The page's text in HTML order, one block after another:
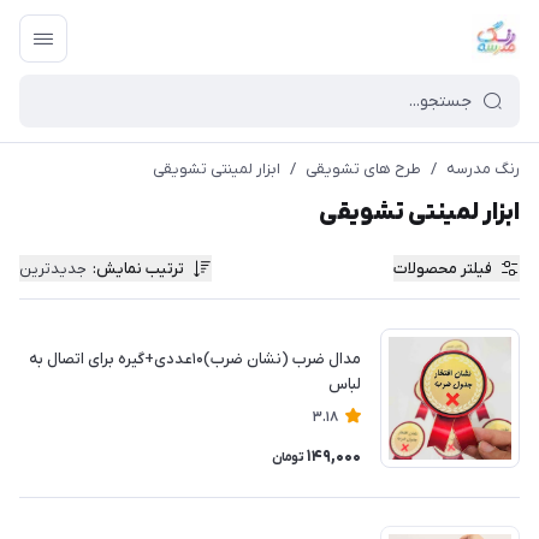
رنگ مدرسه / طرح های تشویقی / ابزار لمینتی تشویقی
ابزار لمینتی تشویقی
فیلتر محصولات ترتیب نمایش: جدیدترین
مدال ضرب (نشان ضرب)۱۰عددی+گیره برای اتصال به
لباس
3.18
149,000 تومان